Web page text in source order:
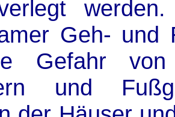
Geh- und
Gefahr von
und